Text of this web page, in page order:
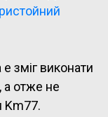
зміг виконати
а отже не
Km77.